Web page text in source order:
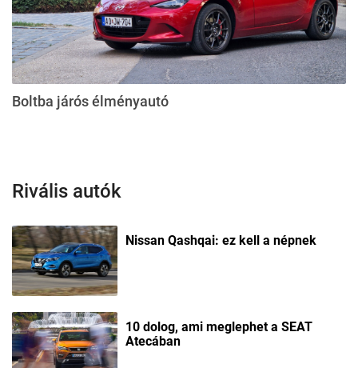
Boltba járós élményautó
Rivális autók
Nissan Qashqai: ez kell a népnek
10 dolog, ami meglephet a SEAT
Atecában